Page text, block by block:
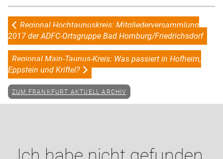
Regional Hochtaunuskreis: Mitgliederversammlung
2017 der ADFC-Ortsgruppe Bad Homburg/Friedrichsdorf
Regional Main-Taunus-Kreis: Was passiert in Hofheim,
Eppstein und Kriftel?
ZUM FRANKFURT AKTUELL ARCHIV